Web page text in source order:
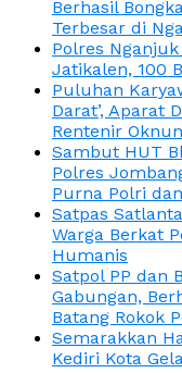
Berhasil
Terbesar di
Polres
Jatikalen, 100
Puluhan
Darat’, Aparat
Rentenir
Sambut HUT
Polres
Purna Polri
Satpas
Warga Berkat
Humanis
Satpol PP dan
Gabungan,
Batang Rokok
Semarakkan
Kediri Kota